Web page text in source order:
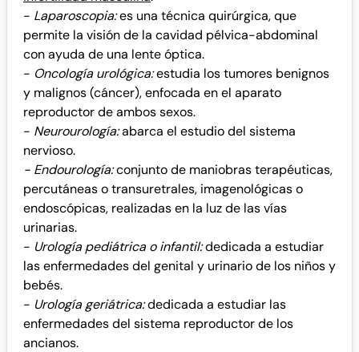
- Laparoscopia:es una técnica quirúrgica, que
permite la visión de la cavidad pélvica-abdominal
con ayuda de una lente óptica.
- Oncología urológica:estudia los tumores benignos
y malignos (cáncer), enfocada en el aparato
reproductor de ambos sexos.
- Neurourología:abarca el estudio del sistema
nervioso.
- Endourología:conjunto de maniobras terapéuticas,
percutáneas o transuretrales, imagenológicas o
endoscópicas, realizadas en la luz de las vías
urinarias.
- Urología pediátrica o infantil:dedicada a estudiar
las enfermedades del genital y urinario de los niños y
bebés.
- Urología geriátrica:dedicada a estudiar las
enfermedades del sistema reproductor de los
ancianos.